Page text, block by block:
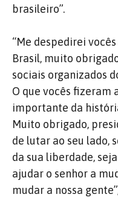
brasileiro”.
“Me despedirei
Brasil, muito
sociais organizados
O que vocês fizeram
importante da
Muito obrigado,
de lutar ao seu lado,
da sua liberdade,
ajudar o senhor a
mudar a nossa